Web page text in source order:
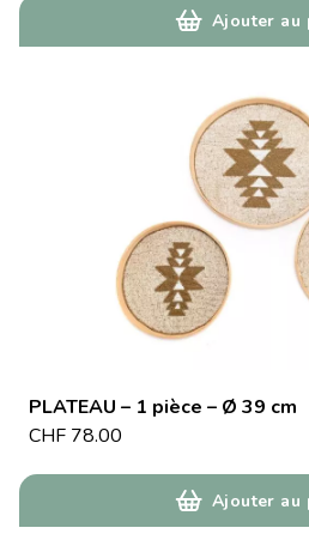
Ajouter au
PLATEAU – 1 pièce – Ø 39 cm
CHF 78.00
Ajouter au